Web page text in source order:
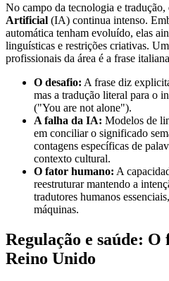
No campo da tecnologia e tradução,
Artificial (IA) continua intenso.
automática tenham evoluído, elas
linguísticas e restrições criativas.
profissionais da área é a frase italiana
O desafio: A frase diz
mas a tradução literal para o
("You are not alone").
A falha da IA: Modelos de
em conciliar o significado
contagens específicas de
contexto cultural.
O fator humano: A
reestruturar mantendo a
tradutores humanos
máquinas.
Regulação e saúde:
Reino Unido